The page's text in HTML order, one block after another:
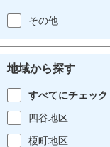
その他
地域から探す
すべてにチェック
四谷地区
榎町地区